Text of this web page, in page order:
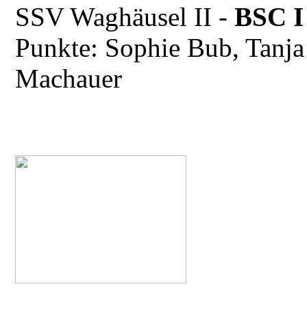
SSV Waghäusel II -BSC
Punkte: Sophie Bub,
Machauer